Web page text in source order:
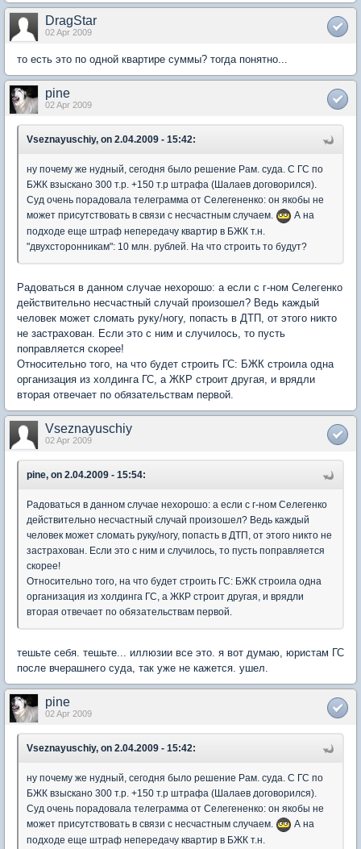
DragStar
02 Apr 2009
то есть это по одной квартире суммы? тогда понятно...
pine
02 Apr 2009
Vseznayuschiy, on 2.04.2009 - 15:42:
ну почему же нудный, сегодня было решение Рам. суда. С ГС по
БЖК взыскано 300 т.р. +150 т.р штрафа (Шалаев договорился).
Суд очень порадовала телеграмма от Селегененко: он якобы не
может присутствовать в связи с несчастным случаем.
А на
подходе еще штраф непередачу квартир в БЖК т.н.
"двухсторонникам": 10 млн. рублей. На что строить то будут?
Радоваться в данном случае нехорошо: а если с г-ном Селегенко
действительно несчастный случай произошел? Ведь каждый
человек может сломать руку/ногу, попасть в ДТП, от этого никто
не застрахован. Если это с ним и случилось, то пусть
поправляется скорее!
Относительно того, на что будет строить ГС: БЖК строила одна
организация из холдинга ГС, а ЖКР строит другая, и врядли
вторая отвечает по обязательствам первой.
Vseznayuschiy
02 Apr 2009
pine, on 2.04.2009 - 15:54:
Радоваться в данном случае нехорошо: а если с г-ном Селегенко
действительно несчастный случай произошел? Ведь каждый
человек может сломать руку/ногу, попасть в ДТП, от этого никто не
застрахован. Если это с ним и случилось, то пусть поправляется
скорее!
Относительно того, на что будет строить ГС: БЖК строила одна
организация из холдинга ГС, а ЖКР строит другая, и врядли
вторая отвечает по обязательствам первой.
тешьте себя. тешьте... иллюзии все это. я вот думаю, юристам ГС
после вчерашнего суда, так уже не кажется. ушел.
pine
02 Apr 2009
Vseznayuschiy, on 2.04.2009 - 15:42:
ну почему же нудный, сегодня было решение Рам. суда. С ГС по
БЖК взыскано 300 т.р. +150 т.р штрафа (Шалаев договорился).
Суд очень порадовала телеграмма от Селегененко: он якобы не
может присутствовать в связи с несчастным случаем.
А на
подходе еще штраф непередачу квартир в БЖК т.н.